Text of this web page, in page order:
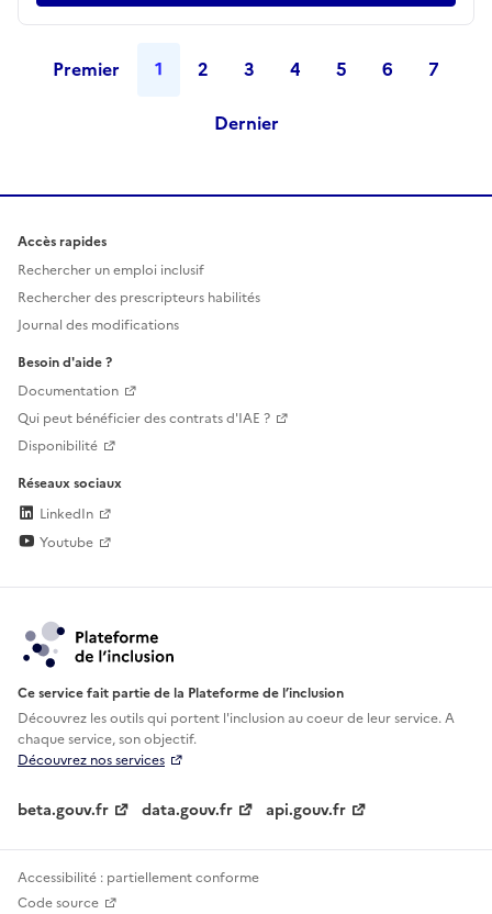
Premier 1 2 3 4 5 6 7
Dernier
Accès rapides
Rechercher un emploi inclusif
Rechercher des prescripteurs habilités
Journal des modifications
Besoin d'aide ?
Documentation
Qui peut bénéficier des contrats d'IAE ?
Disponibilité
Réseaux sociaux
LinkedIn
Youtube
Ce service fait partie de la Plateforme de l’inclusion
Découvrez les outils qui portent l'inclusion aucoeur de leur service. A
chaque service, son objectif.
Découvrez nos services
beta.gouv.fr data.gouv.fr api.gouv.fr
Accessibilité : partiellement conforme
Code source